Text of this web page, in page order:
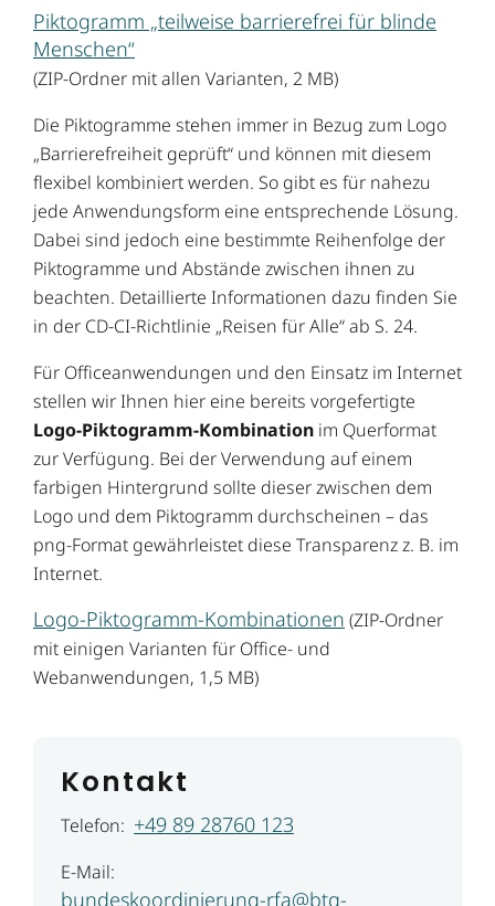
Piktogramm „teilweise barrierefrei für blinde
Menschen“
(ZIP-Ordner mit allen Varianten, 2 MB)
Die Piktogramme stehen immer in Bezug zum Logo
„Barrierefreiheit geprüft“ und können mit diesem
flexibel kombiniert werden. So gibt es für nahezu
jede Anwendungsform eine entsprechende Lösung.
Dabei sind jedoch eine bestimmte Reihenfolge der
Piktogramme und Abstände zwischen ihnen zu
beachten. Detaillierte Informationen dazu finden Sie
in der CD-CI-Richtlinie „Reisen für Alle“ ab S. 24.
Für Officeanwendungen und den Einsatz im Internet
stellen wir Ihnen hier eine bereits vorgefertigte
Logo-Piktogramm-Kombination im Querformat
zur Verfügung. Bei der Verwendung auf einem
farbigen Hintergrund sollte dieser zwischen dem
Logo und dem Piktogramm durchscheinen – das
png-Format gewährleistet diese Transparenz z. B. im
Internet.
Logo-Piktogramm-Kombinationen (ZIP-Ordner
mit einigen Varianten für Office- und
Webanwendungen, 1,5 MB)
Kontakt
Telefon: +49 89 28760 123
E-Mail:
bundeskoordinierung-rfa@btg-